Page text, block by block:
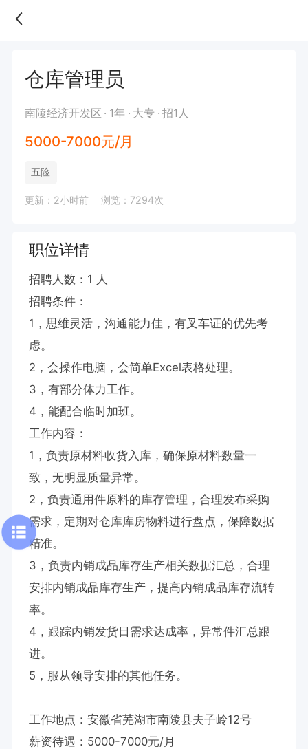
仓库管理员
南陵经济开发区 1年 大专 招1人
5000-7000元/月
五险
更新：2小时前 浏览：7294次
职位详情
招聘人数：1 人
招聘条件：
1，思维灵活，沟通能力佳，有叉车证的优先考
虑。
2，会操作电脑，会简单Excel表格处理。
3，有部分体力工作。
4，能配合临时加班。
工作内容：
1，负责原材料收货入库，确保原材料数量一
致，无明显质量异常。
2，负责通用件原料的库存管理，合理发布采购
需求，定期对仓库库房物料进行盘点，保障数据
精准。
3，负责内销成品库存生产相关数据汇总，合理
安排内销成品库存生产，提高内销成品库存流转
率。
4，跟踪内销发货日需求达成率，异常件汇总跟
进。
5，服从领导安排的其他任务。
工作地点：安徽省芜湖市南陵县夫子岭12号
薪资待遇：5000-7000元/月